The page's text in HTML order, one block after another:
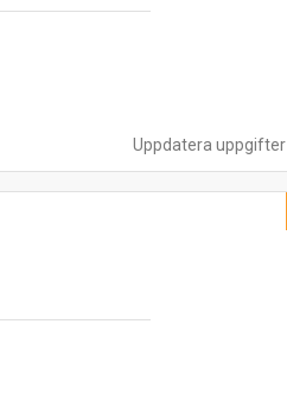
Uppdatera uppgifter